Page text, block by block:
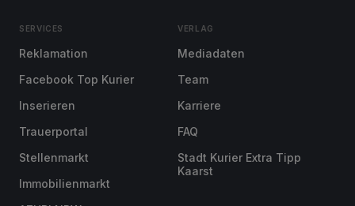
SERVICES
Reklamation
Facebook Top Kurier
Inserieren
Trauerportal
Stellenmarkt
Immobilienmarkt
VERLAG
Mediadaten
Team
Karriere
FAQ
Stadt Kurier Extra Tipp
Kaarst